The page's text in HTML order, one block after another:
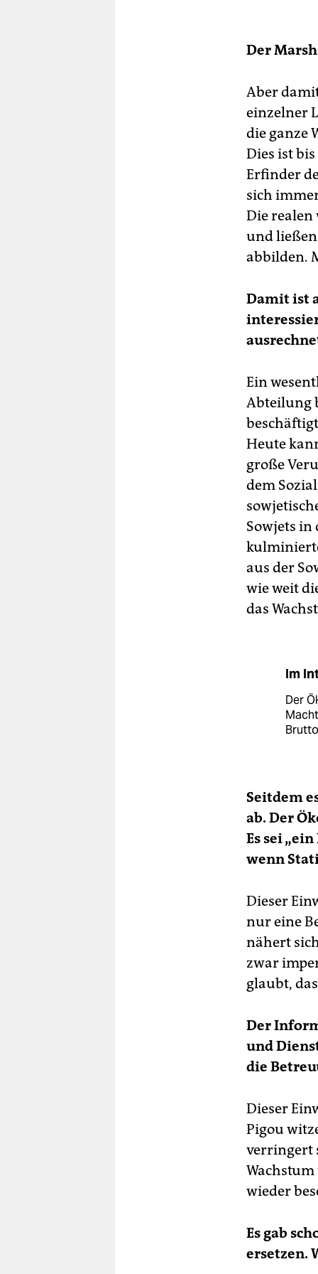
Der
Aber
einzelner
die ganze
Dies ist
Erfinder
sich
Die
und
abbilden.
Damit ist
Ein
Abteilung
Heute
große
dem
Sowjets in
aus der
wie weit
das
Im
Der
Seitdem
ab. Der
Es sei
wenn
Dieser
nur eine
nähert
zwar
glaubt,
Der
und
die
Dieser
Pigou
verringert
wieder
Es gab
ersetzen.